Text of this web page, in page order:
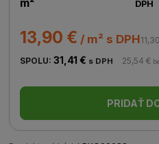
m²
DPH
13,90 € / m² s DPH
SPOLU:31,41 € s DPH 25,54 €
PRIDAŤ